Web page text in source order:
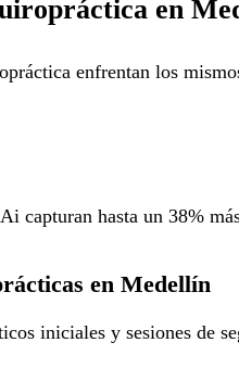
en
enfrentan los
capturan hasta un 38%
en Medellín
iniciales y sesiones de